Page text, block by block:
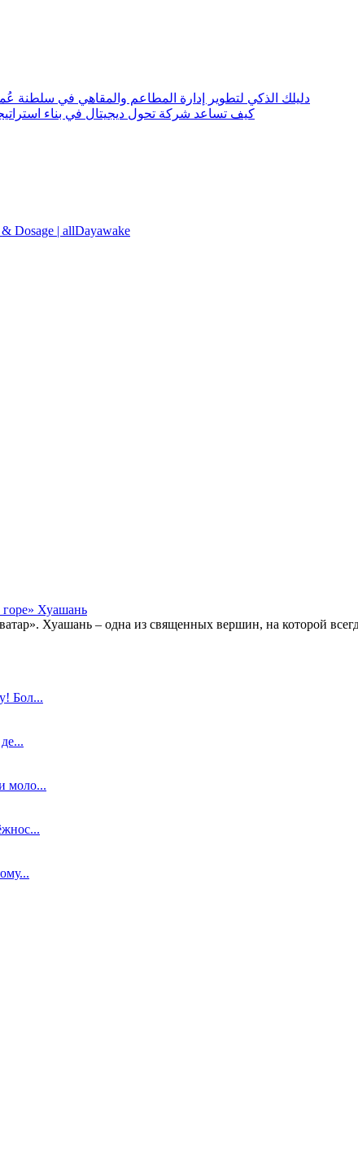
دليلك الذكي لتطوير إدارة المطاعم والمقاهي في سلطنة
كيف تساعد شركة تحول ديجيتال في بناء
Dosage | allDayawake
Хуашань
Хуашань – одна из священных вершин, на которой
Бол...
моло...